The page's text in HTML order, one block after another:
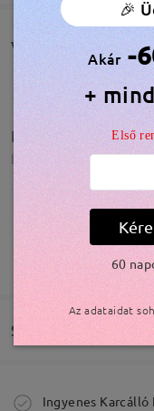
Vásárlói
Kicsit hosszú a
by NóraonApr 22 ,
Szállítás
Megrendelés
Ingyenes
🎉
Akár -
+
Első
60
Az adataidat